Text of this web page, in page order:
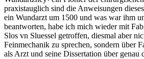
praxistauglich sind die Anweisungen
ein Wundarzt um 1500 und was war ihm
beantworten, habe ich mich wieder mit
Slos vn Sluessel getroffen, diesmal aber
Feinmechanik zu sprechen, sondern über
als Arzt und seine Dissertation über genau